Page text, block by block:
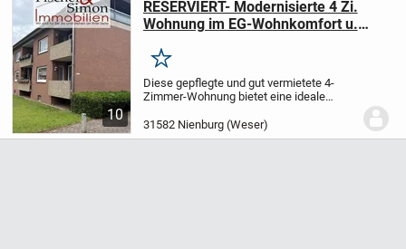
10
RESERVIERT- Modernisierte 4 Zi.
Wohnung im EG-Wohnkomfort u.
Merken
Diese gepflegte und gut vermietete 4-
Zimmer-Wohnung bietet eine ideale
attraktiver Kapitalanlage. Der durchdachte
Grundriss überzeugt durch einen
31582 Nienburg (Weser)